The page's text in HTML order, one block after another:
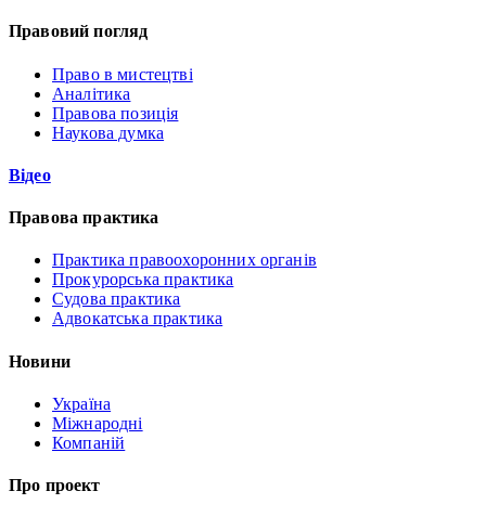
Правовий погляд
Право в мистецтві
Аналітика
Правова позиція
Наукова думка
Відео
Правова практика
Практика правоохоронних органів
Прокурорська практика
Судова практика
Адвокатська практика
Новини
Україна
Міжнародні
Компаній
Про проект